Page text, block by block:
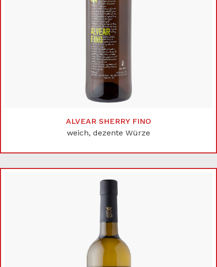
ALVEAR SHERRY FINO
weich, dezente Würze